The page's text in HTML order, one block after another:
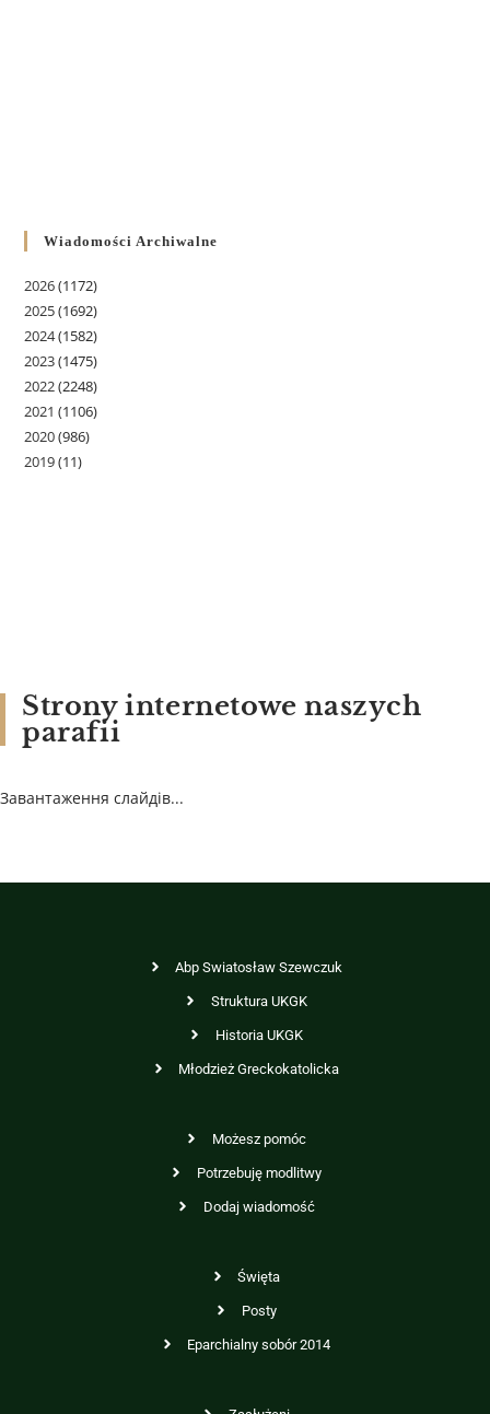
Wiadomości Archiwalne
2026(1172)
2025(1692)
2024(1582)
2023(1475)
2022(2248)
2021 (1106)
2020(986)
2019(11)
Strony internetowe naszych
parafii
Завантаження слайдів...
Abp Swiatosław Szewczuk
Struktura UKGK
Historia UKGK
Młodzież Greckokatolicka
Możesz pomóc
Potrzebuję modlitwy
Dodaj wiadomość
Święta
Posty
Eparchialny sobór 2014